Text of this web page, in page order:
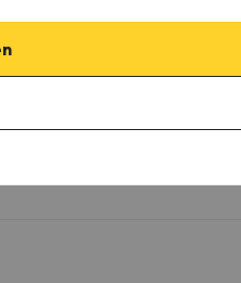
eine Nachricht über